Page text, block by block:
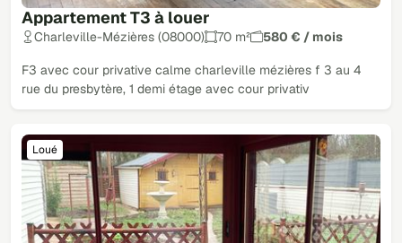
Appartement T3 à louer
Charleville-Mézières (08000) 70 m² 580 € / mois
F3 avec cour privative calme charleville mézières f 3 au 4
rue du presbytère, 1 demi étage avec cour privativ
Loué